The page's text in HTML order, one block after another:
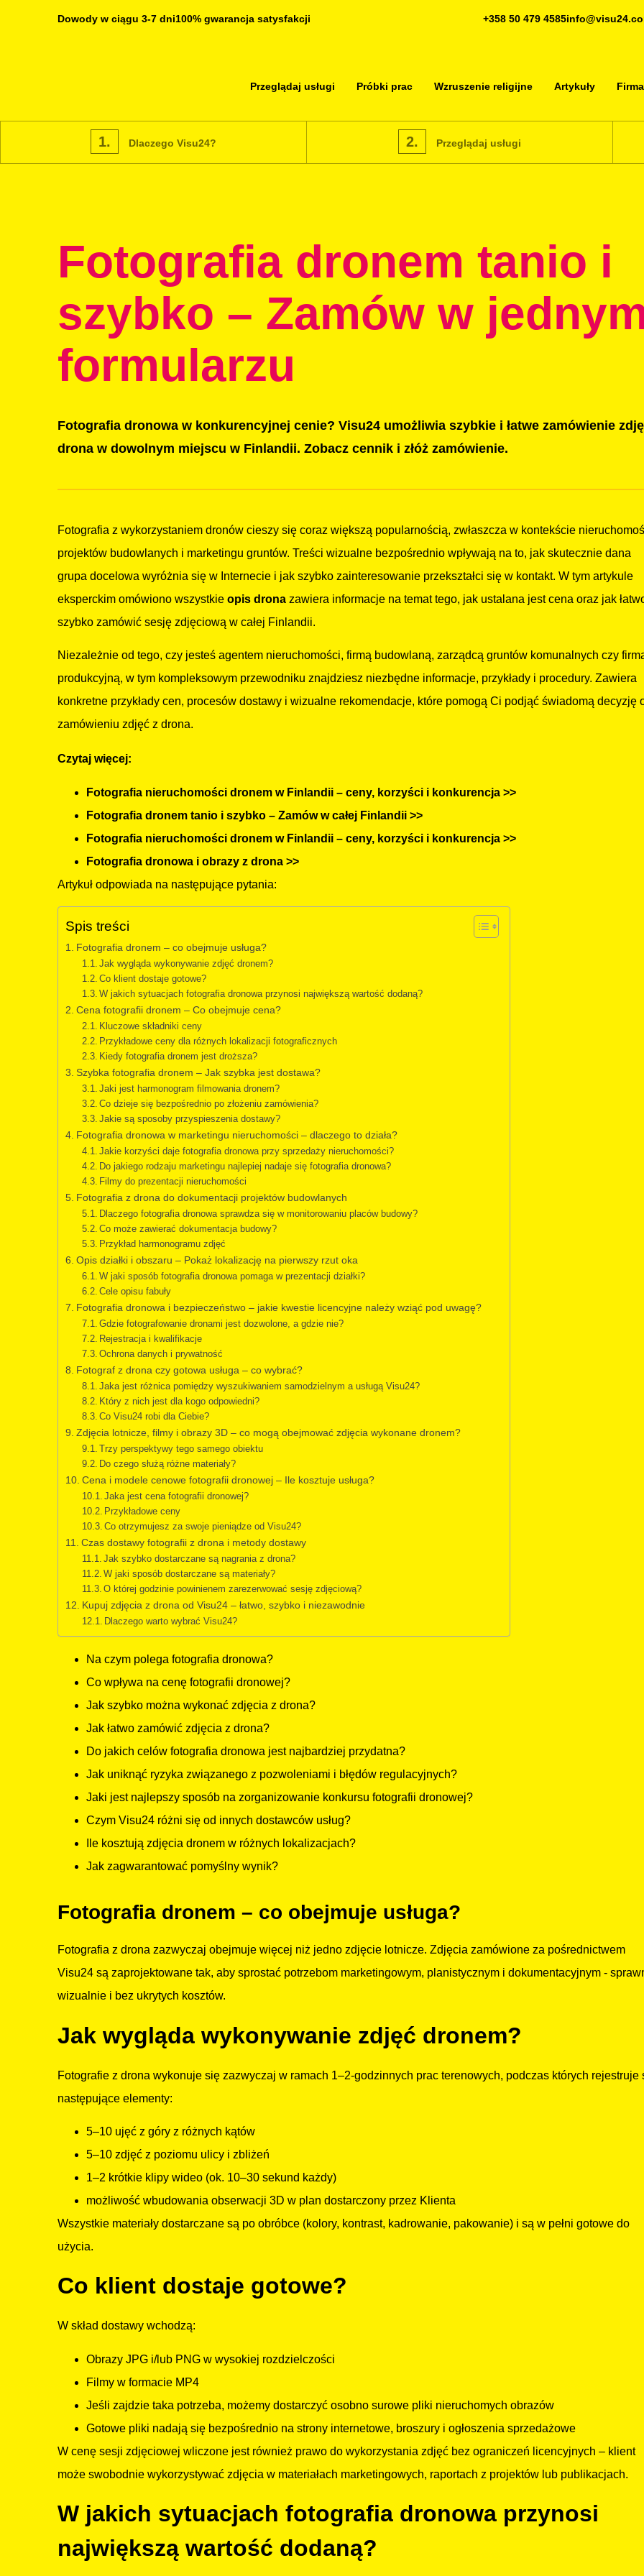
Dowody w ciągu 3-7 dni100% gwarancja satysfakcji +358 50 479 4585
Przeglądaj usługi Próbki prac Wzruszenie religijne Artykuły Firma
1. Dlaczego Visu24? 2. Przeglądaj usługi
Fotografia dronem tanio i
szybko – Zamów w
formularzu
Fotografia dronowa w konkurencyjnej cenie? Visu24 umożliwia szybkie i łatwe zamówienie
drona w dowolnym miejscu w Finlandii. Zobacz cennik i złóż zamówienie.
Fotografia z wykorzystaniem dronów cieszy się coraz większą popularnością, zwłaszcza w kontekście
projektów budowlanych i marketingu gruntów. Treści wizualne bezpośrednio wpływają na to, jak skutecznie dana
grupa docelowa wyróżnia się w Internecie i jak szybko zainteresowanie przekształci się w kontakt. W tym artykule
eksperckim omówiono wszystkie opis drona zawiera informacje na temat tego, jak ustalana jest cena oraz jak
szybko zamówić sesję zdjęciową w całej Finlandii.
Niezależnie od tego, czy jesteś agentem nieruchomości, firmą budowlaną, zarządcą gruntów komunalnych czy
produkcyjną, w tym kompleksowym przewodniku znajdziesz niezbędne informacje, przykłady i procedury. Zawiera
konkretne przykłady cen, procesów dostawy i wizualne rekomendacje, które pomogą Ci podjąć świadomą decyzję
zamówieniu zdjęć z drona.
Czytaj więcej:
Fotografia nieruchomości dronem w Finlandii – ceny, korzyści i konkurencja >>
Fotografia dronem tanio i szybko – Zamów w całej Finlandii >>
Fotografia nieruchomości dronem w Finlandii – ceny, korzyści i konkurencja >>
Fotografia dronowa i obrazy z drona >>
Artykuł odpowiada na następujące pytania:
Spis treści
Fotografia dronem – co obejmuje usługa?
Jak wygląda wykonywanie zdjęć dronem?
Co klient dostaje gotowe?
W jakich sytuacjach fotografia dronowa przynosi największą wartość dodaną?
Cena fotografii dronem – Co obejmuje cena?
Kluczowe składniki ceny
Przykładowe ceny dla różnych lokalizacji fotograficznych
Kiedy fotografia dronem jest droższa?
Szybka fotografia dronem – Jak szybka jest dostawa?
Jaki jest harmonogram filmowania dronem?
Co dzieje się bezpośrednio po złożeniu zamówienia?
Jakie są sposoby przyspieszenia dostawy?
Fotografia dronowa w marketingu nieruchomości – dlaczego to działa?
Jakie korzyści daje fotografia dronowa przy sprzedaży nieruchomości?
Do jakiego rodzaju marketingu najlepiej nadaje się fotografia dronowa?
Filmy do prezentacji nieruchomości
Fotografia z drona do dokumentacji projektów budowlanych
Dlaczego fotografia dronowa sprawdza się w monitorowaniu placów budowy?
Co może zawierać dokumentacja budowy?
Przykład harmonogramu zdjęć
Opis działki i obszaru – Pokaż lokalizację na pierwszy rzut oka
W jaki sposób fotografia dronowa pomaga w prezentacji działki?
Cele opisu fabuły
Fotografia dronowa i bezpieczeństwo – jakie kwestie licencyjne należy wziąć pod uwagę?
Gdzie fotografowanie dronami jest dozwolone, a gdzie nie?
Rejestracja i kwalifikacje
Ochrona danych i prywatność
Fotograf z drona czy gotowa usługa – co wybrać?
Jaka jest różnica pomiędzy wyszukiwaniem samodzielnym a usługą Visu24?
Który z nich jest dla kogo odpowiedni?
Co Visu24 robi dla Ciebie?
Zdjęcia lotnicze, filmy i obrazy 3D – co mogą obejmować zdjęcia wykonane dronem?
Trzy perspektywy tego samego obiektu
Do czego służą różne materiały?
Cena i modele cenowe fotografii dronowej – Ile kosztuje usługa?
Jaka jest cena fotografii dronowej?
Przykładowe ceny
Co otrzymujesz za swoje pieniądze od Visu24?
Czas dostawy fotografii z drona i metody dostawy
Jak szybko dostarczane są nagrania z drona?
W jaki sposób dostarczane są materiały?
O której godzinie powinienem zarezerwować sesję zdjęciową?
Kupuj zdjęcia z drona od Visu24 – łatwo, szybko i niezawodnie
Dlaczego warto wybrać Visu24?
Na czym polega fotografia dronowa?
Co wpływa na cenę fotografii dronowej?
Jak szybko można wykonać zdjęcia z drona?
Jak łatwo zamówić zdjęcia z drona?
Do jakich celów fotografia dronowa jest najbardziej przydatna?
Jak uniknąć ryzyka związanego z pozwoleniami i błędów regulacyjnych?
Jaki jest najlepszy sposób na zorganizowanie konkursu fotografii dronowej?
Czym Visu24 różni się od innych dostawców usług?
Ile kosztują zdjęcia dronem w różnych lokalizacjach?
Jak zagwarantować pomyślny wynik?
Fotografia dronem – co obejmuje usługa?
Fotografia z drona zazwyczaj obejmuje więcej niż jedno zdjęcie lotnicze. Zdjęcia zamówione za pośrednictwem
Visu24 są zaprojektowane tak, aby sprostać potrzebom marketingowym, planistycznym i dokumentacyjnym -
wizualnie i bez ukrytych kosztów.
Jak wygląda wykonywanie zdjęć dronem?
Fotografie z drona wykonuje się zazwyczaj w ramach 1–2-godzinnych prac terenowych, podczas których rejestruje
następujące elementy:
5–10 ujęć z góry z różnych kątów
5–10 zdjęć z poziomu ulicy i zbliżeń
1–2 krótkie klipy wideo (ok. 10–30 sekund każdy)
możliwość wbudowania obserwacji 3D w plan dostarczony przez Klienta
Wszystkie materiały dostarczane są po obróbce (kolory, kontrast, kadrowanie, pakowanie) i są w pełni gotowe do
użycia.
Co klient dostaje gotowe?
W skład dostawy wchodzą:
Obrazy JPG i/lub PNG w wysokiej rozdzielczości
Filmy w formacie MP4
Jeśli zajdzie taka potrzeba, możemy dostarczyć osobno surowe pliki nieruchomych obrazów
Gotowe pliki nadają się bezpośrednio na strony internetowe, broszury i ogłoszenia sprzedażowe
W cenę sesji zdjęciowej wliczone jest również prawo do wykorzystania zdjęć bez ograniczeń licencyjnych – klient
może swobodnie wykorzystywać zdjęcia w materiałach marketingowych, raportach z projektów lub publikacjach.
W jakich sytuacjach fotografia dronowa przynosi
największą wartość dodaną?